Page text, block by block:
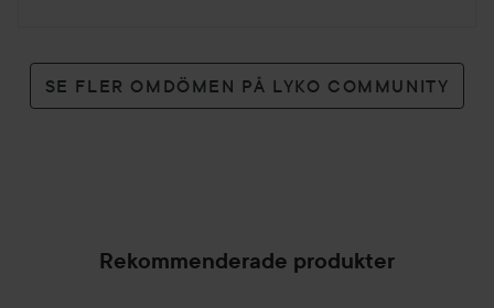
SE FLER OMDÖMEN PÅ LYKO COMMUNITY
Rekommenderade produkter